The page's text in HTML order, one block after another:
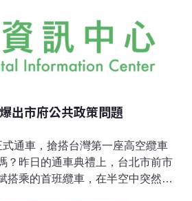
重鎮。 東沙海域由於漁業
出市府公共政策問題
通車，搶搭台灣第一座高空纜車
？昨日的通車典禮上，台北市前市
搭乘的首班纜車，在半空中突然停